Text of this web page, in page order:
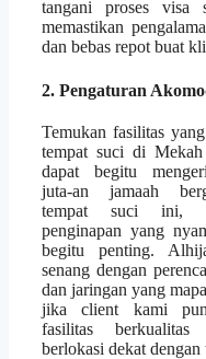
tangani proses visa
memastikan
dan bebas repot buat
2. Pengaturan
Temukan fasilitas
tempat suci di
dapat begitu
juta-an jamaah
tempat suci ini,
penginapan yang
begitu penting.
senang dengan
dan jaringan yang
jika client kami
fasilitas
berlokasi dekat dengan